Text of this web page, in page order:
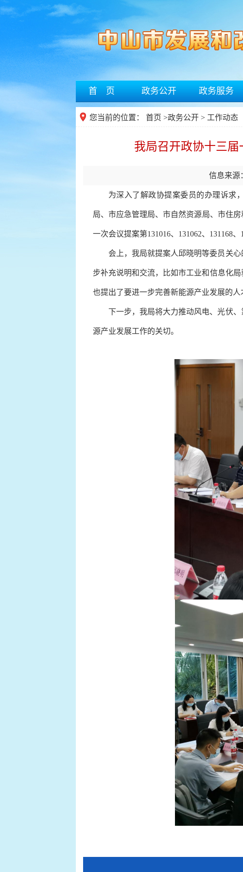
首 页 政务公开 政务服务
您当前的位置： 首页 >政务公开 > 工作动态
我局召开政协十三
信息来源
为深入了解政协提案委员的办理诉求，
局、市应急管理局、市自然资源局、 市住房
一次会议提案第131016、131062、131168
会上，我局就提案人邱晓明等委员关
步补充说明和交流，比如市工业和信息化局
也提出了要进一步完善新能源产业发展的人
下一步，我局将大力推动风电、光伏
源产业发展工作的关切。